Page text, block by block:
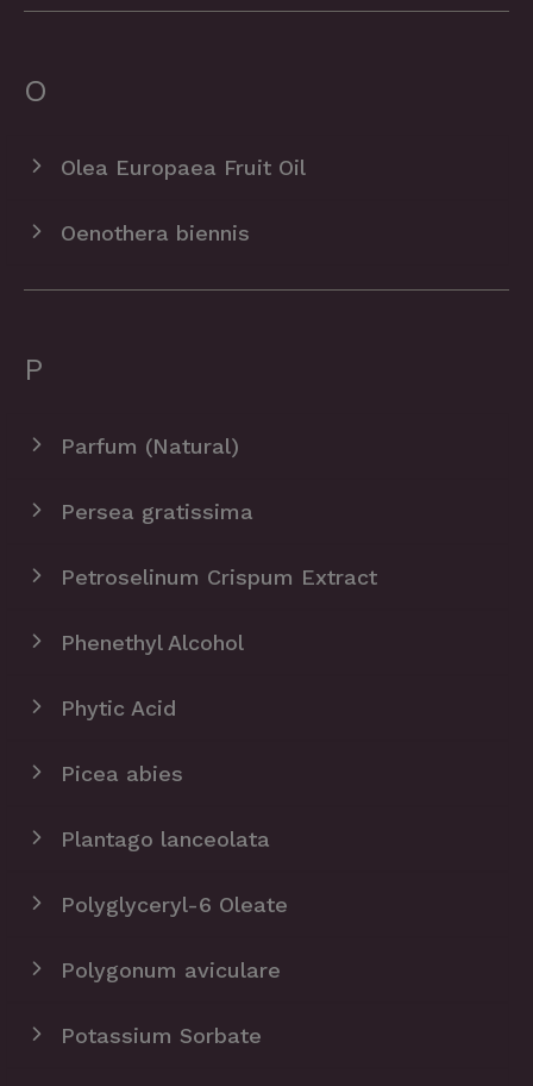
O
Olea Europaea Fruit Oil
Oenothera biennis
P
Parfum (Natural)
Persea gratissima
Petroselinum Crispum Extract
Phenethyl Alcohol
Phytic Acid
Picea abies
Plantago lanceolata
Polyglyceryl-6 Oleate
Polygonum aviculare
Potassium Sorbate